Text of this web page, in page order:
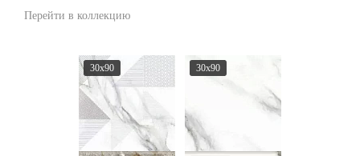
Перейти в коллекцию
30х90 30х90